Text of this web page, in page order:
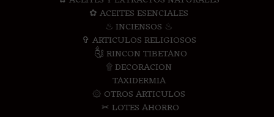
✿ ACEITES ESENCIALES
♨ INCIENSOS ♨
✞ ARTICULOS RELIGIOSOS
༃ RINCON TIBETANO
۩ DECORACION
TAXIDERMIA
۞ OTROS ARTICULOS
✂ LOTES AHORRO